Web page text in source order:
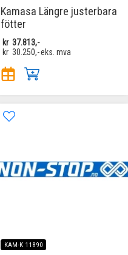
Kamasa Längre justerbara
fötter
kr 37.813,-
kr 30.250,-eks. mva
KAM-K 11890